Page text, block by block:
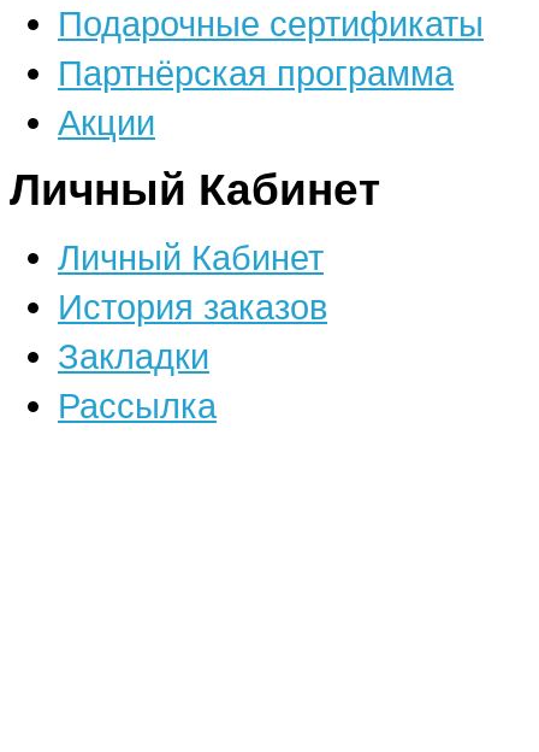
Подарочные сертификаты
Партнёрская программа
Акции
Личный Кабинет
Личный Кабинет
История заказов
Закладки
Рассылка